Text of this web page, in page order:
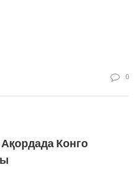
0
Конго